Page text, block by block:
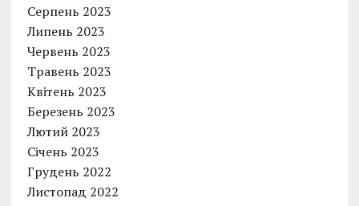
Серпень 2023
Липень 2023
Червень 2023
Травень 2023
Квітень 2023
Березень 2023
Лютий 2023
Січень 2023
Грудень 2022
Листопад 2022